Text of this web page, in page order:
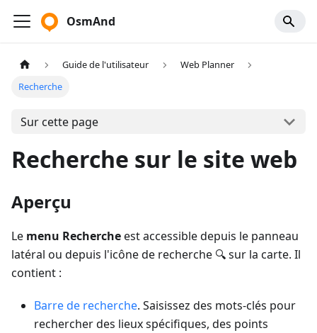
OsmAnd
Guide de l'utilisateur
Web Planner
Recherche
Sur cette page
Recherche sur le site web
Aperçu
Le menu Rechercheest accessible depuis le panneau
latéral ou depuis l'icône de recherche 🔍 sur la carte. Il
contient :
Barre de recherche. Saisissez des mots-clés pour
rechercher des lieux spécifiques, des points